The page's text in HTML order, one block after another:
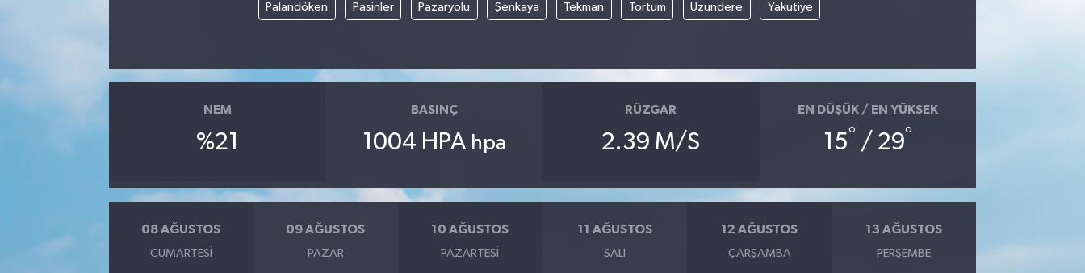
Palandöken Pasinler Pazaryolu Şenkaya Tekman Tortum Uzundere Yakutiye
NEM
%21
BASINÇ
1004 HPA hpa
RÜZGAR
2.39 M/S
EN DÜŞÜK / EN YÜKSEK
15° / 29°
08 AĞUSTOS
CUMARTESI
09 AĞUSTOS
PAZAR
10 AĞUSTOS
PAZARTESI
11 AĞUSTOS
SALI
12 AĞUSTOS
ÇARŞAMBA
13 AĞUSTOS
PERŞEMBE